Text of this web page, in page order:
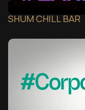
SHUM CHILL BAR